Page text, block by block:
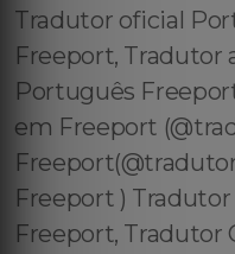
Tradutor oficial
Freeport, Tradutor
Português
em Freeport
Freeport )
Freeport, Tradutor